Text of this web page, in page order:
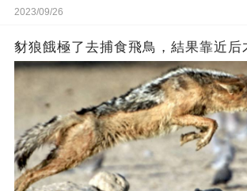
2023/09/26
豺狼餓極了去捕食飛鳥，結果靠近后